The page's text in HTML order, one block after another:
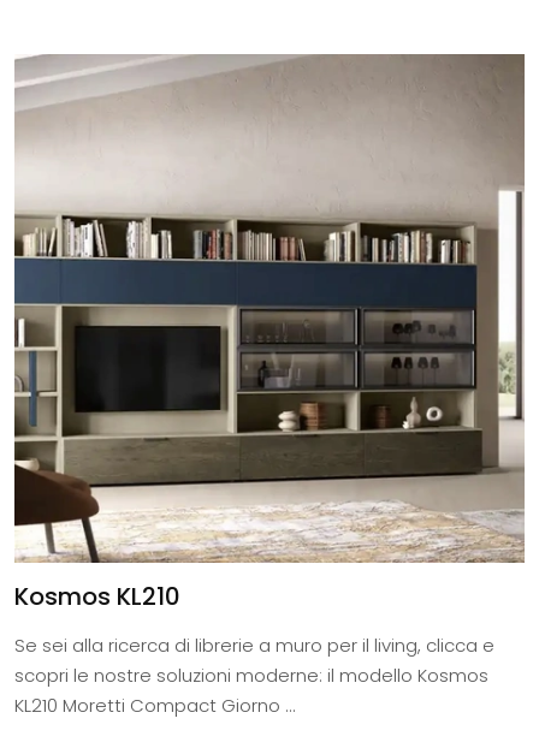
Kosmos KL210
Se sei alla ricerca di librerie a muro per il living, clicca e
scopri le nostre soluzioni moderne: il modello Kosmos
KL210 Moretti Compact Giorno ...